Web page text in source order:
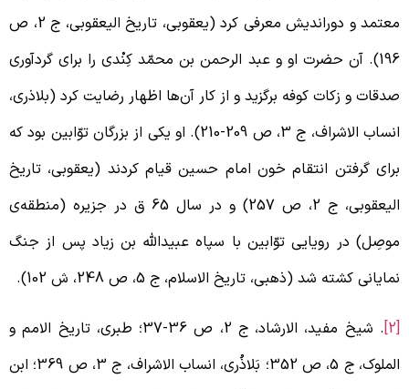
معتمد و دوراندیش معرفی کرد (یعقوبی، تاریخ الیعقوبی، ج 2، ص
196). آن حضرت او و عبد الرحمن بن محمّد کِنْدی را برای گردآوری
و زکات کوفه برگزید و از کار آن‌ها اظهار رضایت کرد (بلاذری،
انساب الاشراف، ج 3، ص 209-210). او یکی از بزرگان توّابین بود که
گرفتن انتقام خون امام حسین قیام کردند (یعقوبی، تاریخ
الیعقوبی، ج 2، ص 257) و در سال 65 ق در جزیره (منطقه‌ی
در رویایی توّابین با سپاه عبیدالله بن زیاد پس از جنگ
کشته شد (ذهبی، تاریخ الاسلام، ج 5، ص 248، ش 102).
. شیخ مفید، الارشاد، ج 2، ص 36-37؛ طبری، تاریخ الامم و
الملوک، ج 5، ص 352؛ بَلاذُری، انساب الاشراف، ج 3، ص 369؛ ابن